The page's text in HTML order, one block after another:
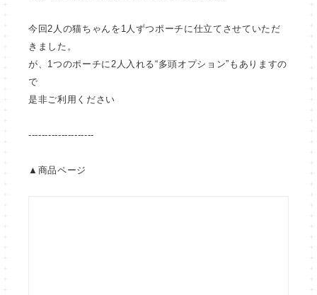
今回2人の猫ちゃんを1人ずつポーチに仕立てさせていただ
きました。
が、1つのポーチに2人入れる“多頭オプション”もありますの
で
是非ご利用ください
--------------------
▲商品ページ